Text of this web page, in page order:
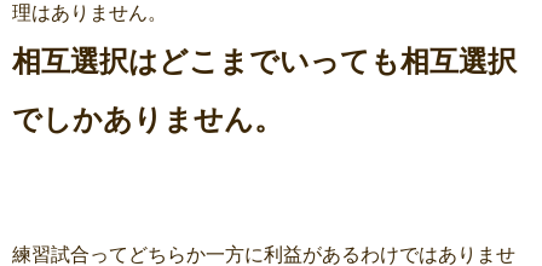
理はありません。
相互選択はどこまでいっても相互選択
でしかありません。
練習試合ってどちらか一方に利益があるわけではありませ